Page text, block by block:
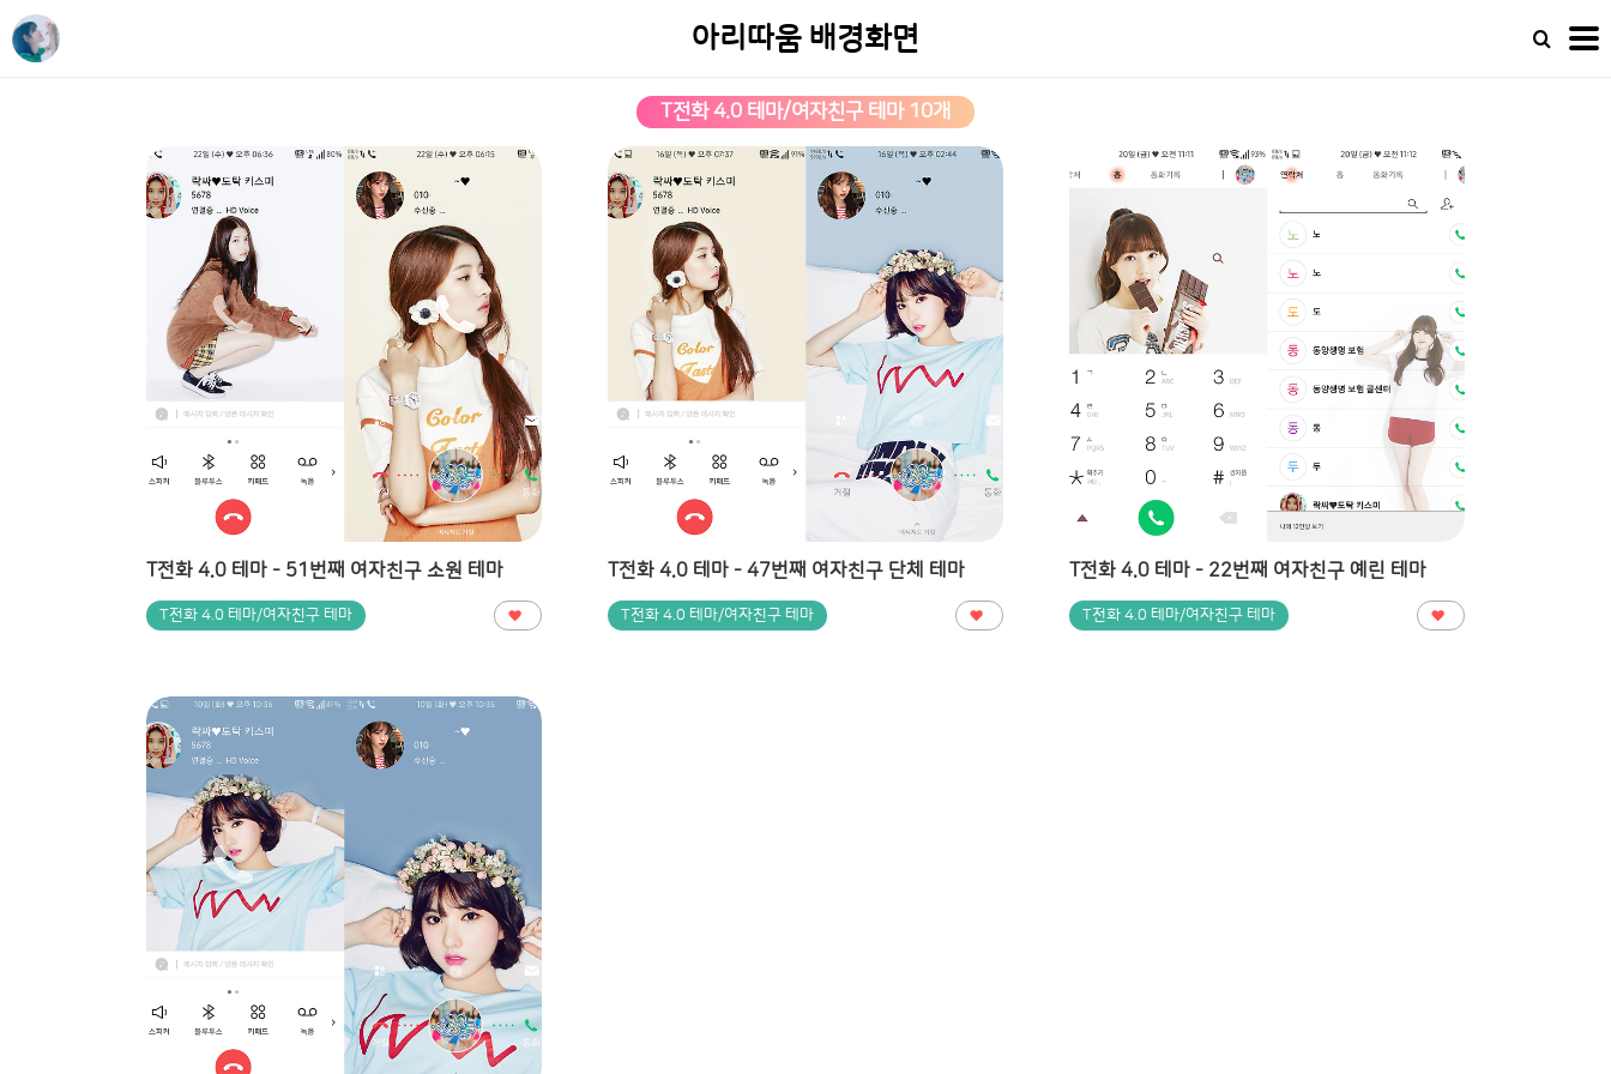
아리따움 배경화면
T전화 4.0 테마/여자친구 테마 10개
T전화 4.0 테마 - 51번째 여자친구 소원 테마
T전화 4.0 테마/여자친구 테마
T전화 4.0 테마 - 47번째 여자친구 단체 테마
T전화 4.0 테마/여자친구 테마
T전화 4.0 테마 - 22번째 여자친구 예린 테마
T전화 4.0 테마/여자친구 테마